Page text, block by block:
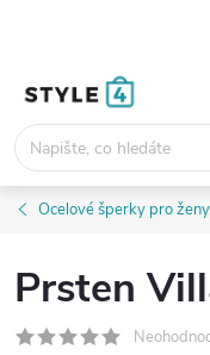
Ocelové šperky pro ženy
Prsten